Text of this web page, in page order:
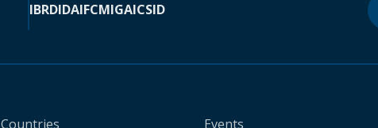
IBRDIDAIFCMIGAICSID
Countries Events